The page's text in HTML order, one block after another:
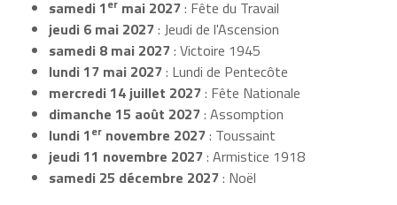
samedi 1er mai 2027: Fête du Travail
jeudi 6 mai 2027: Jeudi de l'Ascension
samedi 8 mai 2027: Victoire 1945
lundi 17 mai 2027: Lundi de Pentecôte
mercredi 14 juillet 2027: Fête Nationale
dimanche 15 août 2027: Assomption
lundi 1er novembre 2027: Toussaint
jeudi 11 novembre 2027: Armistice 1918
samedi 25 décembre 2027: Noël